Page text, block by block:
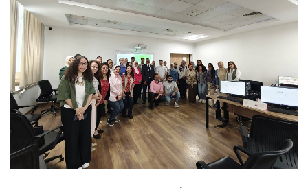
الدراسات العليا
الخريجين
الموظفون
الزائـرون
سجل الان